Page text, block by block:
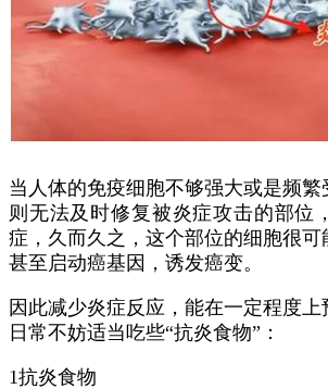
当人体的免疫细胞不够强大或是频
则无法及时修复被炎症攻击的部位
症，久而久之，这个部位的细胞很可
甚至启动癌基因，诱发癌变。
因此减少炎症反应，能在一定程度上
日常不妨适当吃些“抗炎食物”：
1抗炎食物